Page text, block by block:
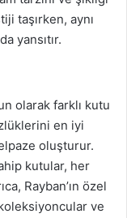
taşırken, aynı
yansıtır.
olarak farklı kutu
en iyi
oluşturur.
kutular, her
Rayban’ın özel
ve